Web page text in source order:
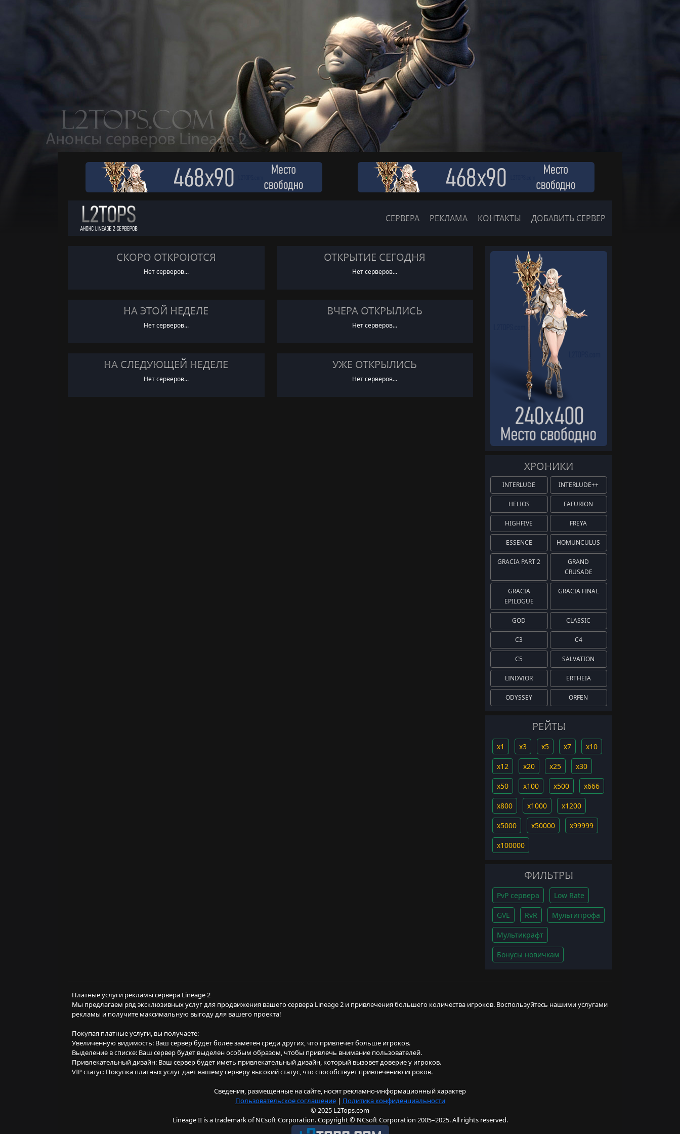
СЕРВЕРА РЕКЛАМА КОНТАКТЫ ДОБАВИТЬ СЕРВЕР
СКОРО ОТКРОЮТСЯ
Нет серверов...
НА ЭТОЙ НЕДЕЛЕ
Нет серверов...
НА СЛЕДУЮЩЕЙ НЕДЕЛЕ
Нет серверов...
ОТКРЫТИЕ СЕГОДНЯ
Нет серверов...
ВЧЕРА ОТКРЫЛИСЬ
Нет серверов...
УЖЕ ОТКРЫЛИСЬ
Нет серверов...
ХРОНИКИ
INTERLUDE INTERLUDE++
HELIOS FAFURION
HIGHFIVE FREYA
ESSENCE HOMUNCULUS
GRACIA PART 2
GRAND
CRUSADE
GRACIA
EPILOGUE
GRACIA FINAL
GOD CLASSIC
C3 C4
C5 SALVATION
LINDVIOR ERTHEIA
ODYSSEY ORFEN
РЕЙТЫ
x1 x3 x5 x7 x10
x12 x20 x25 x30
x50 x100 x500 x666
x800 x1000 x1200
x5000 x50000 x99999
x100000
ФИЛЬТРЫ
PvP сервера Low Rate
GVE RvR Мультипрофа
Мультикрафт
Бонусы новичкам
Платные услуги рекламы сервера Lineage 2
Мы предлагаем ряд эксклюзивных услуг для продвижения вашего сервера Lineage 2 и привлечения большего количества игроков. Воспользуйтесь нашими услугами
рекламы и получите максимальную выгоду для вашего проекта!
Покупая платные услуги, вы получаете:
Увеличенную видимость: Ваш сервер будет более заметен среди других, что привлечет больше игроков.
Выделение в списке: Ваш сервер будет выделен особым образом, чтобы привлечь внимание пользователей.
Привлекательный дизайн: Ваш сервер будет иметь привлекательный дизайн, который вызовет доверие у игроков.
VIP статус: Покупка платных услуг дает вашему серверу высокий статус, что способствует привлечению игроков.
Сведения, размещенные на сайте, носят рекламно‐информационный характер
Пользовательское соглашение| Политика конфиденциальности
© 2025 L2Tops.com
Lineage II is a trademark of NCsoft Corporation. Copyright © NCsoft Corporation 2005–2025. All rights reserved.